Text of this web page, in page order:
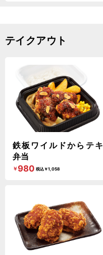
テイクアウト
鉄板ワイルドからテキ
弁当
￥ 980 税込￥1,058